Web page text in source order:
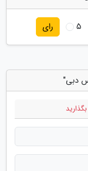
5 رای
دبی"